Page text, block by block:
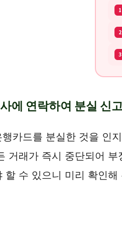
1
2
3
에 연락하여 분실 신
카드를 분실한 것을 인
거래가 즉시 중단되어
할 수 있으니 미리 확인